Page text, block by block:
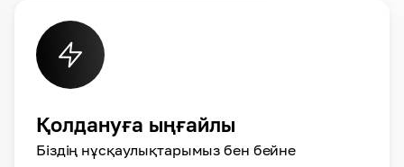
Қолдануға ыңғайлы
Біздің нұсқаулықтарымыз бен бейне